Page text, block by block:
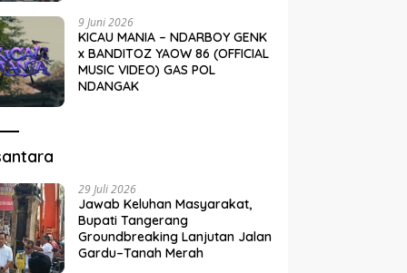
9 Juni 2026
KICAU MANIA – NDARBOY GENK
x BANDITOZ YAOW 86 (OFFICIAL
MUSIC VIDEO) GAS POL
NDANGAK
29 Juli 2026
Jawab Keluhan Masyarakat,
Bupati Tangerang
Groundbreaking Lanjutan Jalan
Gardu–Tanah Merah